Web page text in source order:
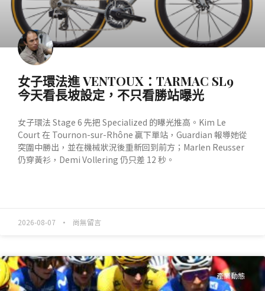
女子環法進 VENTOUX：TARMAC SL9
今天看長坡設定，不只看勝站曝光
女子環法 Stage 6 先把 Specialized 的曝光推高。Kim Le
Court 在 Tournon-sur-Rhône 贏下單站，Guardian 報導她從
突圍中勝出，並在機械狀況後重新回到前方；Marlen Reusser
仍穿黃衫，Demi Vollering 仍只差 12 秒。
2026-08-07 尚無留言
產業動態